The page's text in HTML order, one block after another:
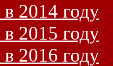
2014 году
2015 году
2016 году